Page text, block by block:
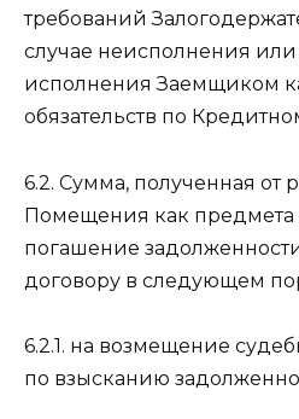
требований
случае неисполнения
исполнения Заемщиком
обязательств по
6.2. Сумма, полученная от
Помещения как предмета
погашение
договору в следующем
6.2.1. на возмещение
по взысканию